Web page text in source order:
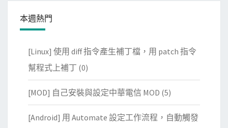
本週熱門
[Linux] 使用 diff 指令產生補丁檔，用 patch 指令
幫程式上補丁 (0)
[MOD] 自己安裝與設定中華電信 MOD (5)
[Android] 用 Automate 設定工作流程，自動觸發